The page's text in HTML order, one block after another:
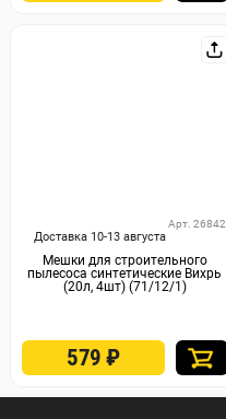
Доставка 10-13 августа
Арт. 26842
Мешки для строительного
пылесоса синтетические Вихрь
(20л, 4шт) (71/12/1)
579₽